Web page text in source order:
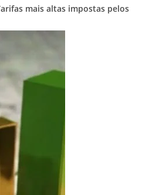
mais altas impostas pelos